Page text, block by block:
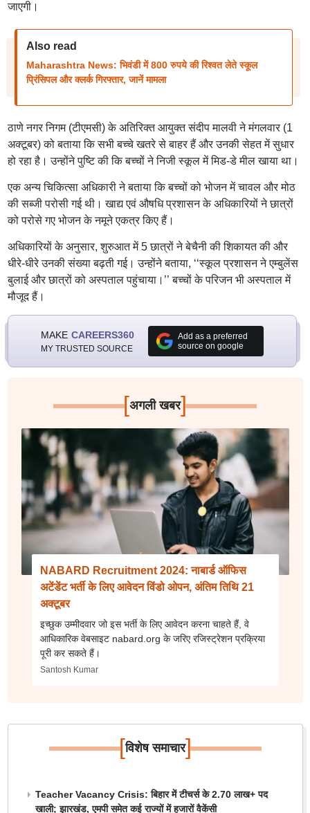
जाएगी।
Also read
Maharashtra News: भिवंडी में 800 रुपये की रिश्वत लेते स्कूल
प्रिंसिपल और क्लर्क गिरफ्तार, जानें मामला
ठाणे नगर निगम (टीएमसी) के अतिरिक्त आयुक्त संदीप मालवी ने मंगलवार (1
अक्टूबर) को बताया कि सभी बच्चे खतरे से बाहर हैं और उनकी सेहत में सुधार
हो रहा है। उन्होंने पुष्टि की कि बच्चों ने निजी स्कूल में मिड-डे मील खाया था।
एक अन्य चिकित्सा अधिकारी ने बताया कि बच्चों को भोजन में चावल और मोठ
की सब्जी परोसी गई थी। खाद्य एवं औषधि प्रशासन के अधिकारियों ने छात्रों
को परोसे गए भोजन के नमूने एकत्र किए हैं।
अधिकारियों के अनुसार, शुरुआत में 5 छात्रों ने बेचैनी की शिकायत की और
धीरे-धीरे उनकी संख्या बढ़ती गई। उन्होंने बताया, ‘‘स्कूल प्रशासन ने एम्बुलेंस
बुलाई और छात्रों को अस्पताल पहुंचाया।’’ बच्चों के परिजन भी अस्पताल में
मौजूद हैं।
MAKE CAREERS360
MY TRUSTED SOURCE
Add as a preferred
source on google
[अगली खबर]
NABARD Recruitment 2024: नाबार्ड ऑफिस
अटेंडेंट भर्ती के लिए आवेदन विंडो ओपन, अंतिम तिथि 21
अक्टूबर
इच्छुक उम्मीदवार जो इस भर्ती के लिए आवेदन करना चाहते हैं, वे
आधिकारिक वेबसाइट nabard.org के जरिए रजिस्ट्रेशन प्रक्रिया
पूरी कर सकते हैं।
Santosh Kumar
[विशेष समाचार]
Teacher Vacancy Crisis: बिहार में टीचर्स के 2.70 लाख+ पद
खाली; झारखंड, एमपी समेत कई राज्यों में हजारों वैकेंसी